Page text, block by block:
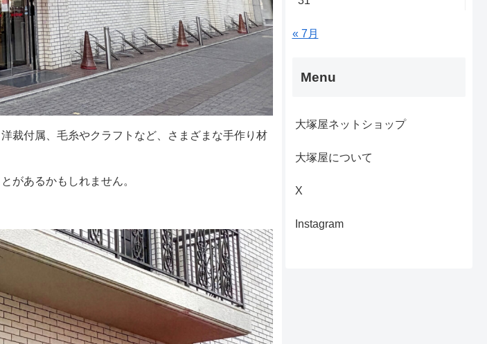
裁付属、毛糸やクラフトなど、さまざまな手作り材
があるかもしれません。
« 7月
Menu
大塚屋ネットショップ
大塚屋について
X
Instagram